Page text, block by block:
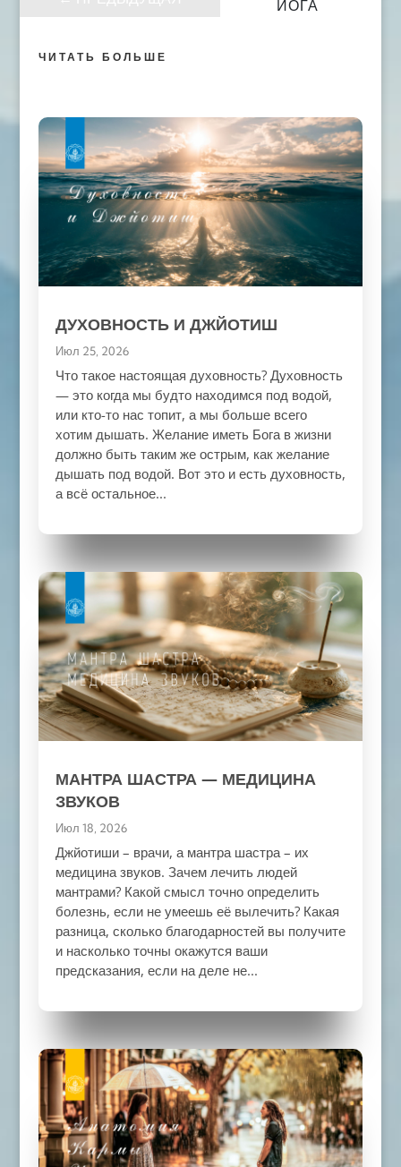
ЙОГА
ЧИТАТЬ БОЛЬШЕ
ДУХОВНОСТЬ И ДЖЙОТИШ
Июл 25, 2026
Что такое настоящая духовность? Духовность
— это когда мы будто находимся под водой,
или кто-то нас топит, а мы больше всего
хотим дышать. Желание иметь Бога в жизни
должно быть таким же острым, как желание
дышать под водой. Вот это и есть духовность,
а всё остальное...
МАНТРА ШАСТРА — МЕДИЦИНА
ЗВУКОВ
Июл 18, 2026
Джйотиши – врачи, а мантра шастра – их
медицина звуков. Зачем лечить людей
мантрами? Какой смысл точно определить
болезнь, если не умеешь её вылечить? Какая
разница, сколько благодарностей вы получите
и насколько точны окажутся ваши
предсказания, если на деле не...